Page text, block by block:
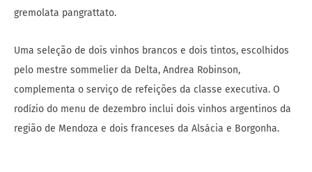
gremolata pangrattato.
Uma seleção de dois vinhos brancos e dois tintos, escolhidos
pelo mestre sommelier da Delta, Andrea Robinson,
complementa o serviço de refeições da classe executiva. O
rodízio do menu de dezembro inclui dois vinhos argentinos da
região de Mendoza e dois franceses da Alsácia e Borgonha.